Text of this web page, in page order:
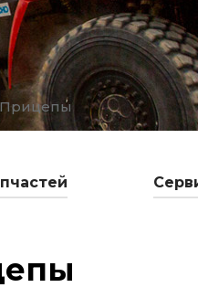
Прицепы